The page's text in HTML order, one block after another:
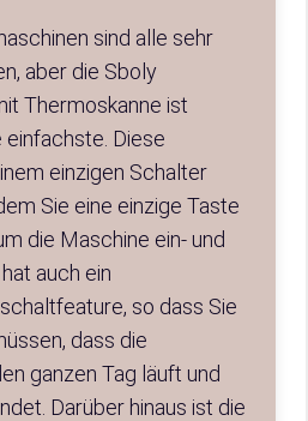
sind alle sehr
aber die Sboly
Thermoskanne ist
Diese
einzigen Schalter
Sie eine einzige Taste
die Maschine ein- und
auch ein
so dass Sie
dass die
ganzen Tag läuft und
Darüber hinaus ist die